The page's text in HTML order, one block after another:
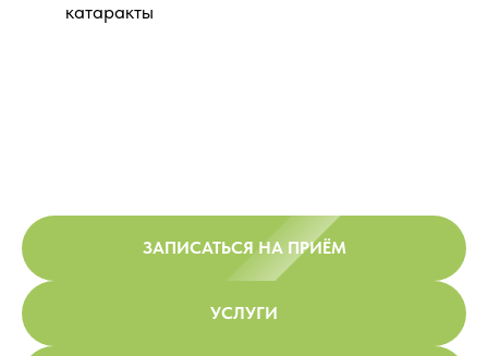
катаракты
ЗАПИСАТЬСЯ НА ПРИЁМ
УСЛУГИ